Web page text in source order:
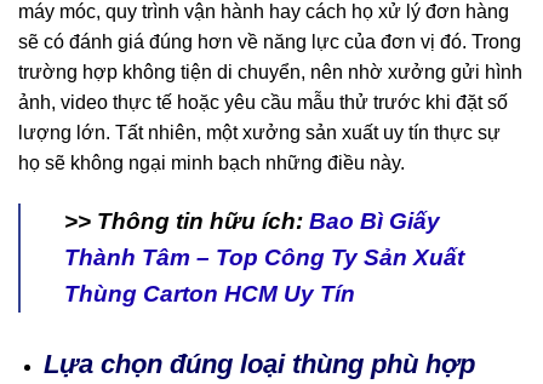
máy móc, quy trình vận hành hay cách họ xử lý đơn hàng
sẽ có đánh giá đúng hơn về năng lực của đơn vị đó. Trong
trường hợp không tiện di chuyển, nên nhờ xưởng gửi hình
ảnh, video thực tế hoặc yêu cầu mẫu thử trước khi đặt số
lượng lớn. Tất nhiên, một xưởng sản xuất uy tín thực sự
họ sẽ không ngại minh bạch những điều này.
>> Thông tin hữu ích: Bao Bì Giấy
Thành Tâm – Top Công Ty Sản Xuất
Thùng Carton HCM Uy Tín
Lựa chọn đúng loại thùng phù hợp